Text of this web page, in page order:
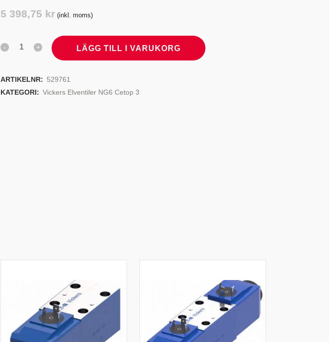
5 398,75 kr (inkl. moms)
LÄGG TILL I VARUKORG
ARTIKELNR: 529761
KATEGORI: Vickers Elventiler NG6 Cetop 3